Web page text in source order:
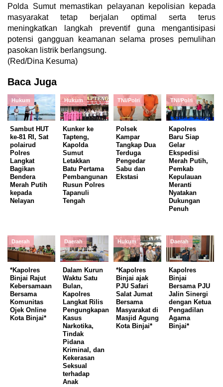
Polda Sumut memastikan pelayanan kepolisian kepada
masyarakat tetap berjalan optimal serta terus
meningkatkan langkah preventif guna mengantisipasi
potensi gangguan keamanan selama proses pemulihan
pasokan listrik berlangsung.
(Red/Dina Kesuma)
Baca Juga
Hukum
Sambut HUT
ke-81 RI, Sat
polairud
Polres
Langkat
Bagikan
Bendera
Merah Putih
kepada
Nelayan
Hukum
Kunker ke
Tapteng,
Kapolda
Sumut
Letakkan
Batu Pertama
Pembangunan
Rusun Polres
Tapanuli
Tengah
TNI/Polri
Polsek
Kampar
Tangkap Dua
Terduga
Pengedar
Sabu dan
Ekstasi
TNI/Polri
Kapolres
Baru Siap
Gelar
Ekspedisi
Merah Putih,
Pemkab
Kepulauan
Meranti
Nyatakan
Dukungan
Penuh
Daerah
*Kapolres
Binjai Rajut
Kebersamaan
Bersama
Komunitas
Ojek Online
Kota Binjai*
Daerah
Dalam Kurun
Waktu Satu
Bulan,
Kapolres
Langkat Rilis
Pengungkapan
Kasus
Narkotika,
Tindak
Pidana
Kriminal, dan
Kekerasan
Seksual
terhadap
Anak
Hukum
*Kapolres
Binjai ajak
PJU Safari
Salat Jumat
Bersama
Masyarakat di
Masjid Agung
Kota Binjai*
Daerah
Kapolres
Binjai
Bersama PJU
Jalin Sinergi
dengan Ketua
Pengadilan
Agama
Binjai*